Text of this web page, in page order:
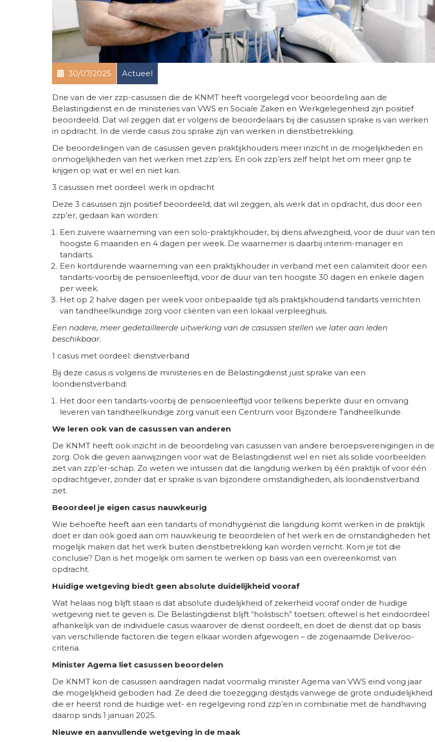
30/07/2025 Actueel
Drie van de vier zzp-casussen die de KNMT heeft voorgelegd voor beoordeling aan de
Belastingdienst en de ministeries van VWS en Sociale Zaken en Werkgelegenheid zijn positief
beoordeeld. Dat wil zeggen dat er volgens de beoordelaars bij die casussen sprake is van werken
in opdracht. In de vierde casus zou sprake zijn van werken in dienstbetrekking.
De beoordelingen van de casussen geven praktijkhouders meer inzicht in de mogelijkheden en
onmogelijkheden van het werken met zzp’ers. En ook zzp’ers zelf helpt het om meer grip te
krijgen op wat er wel en niet kan.
3 casussen met oordeel: werk in opdracht
Deze 3 casussen zijn positief beoordeeld, dat wil zeggen, als werk dat in opdracht, dus door een
zzp’er, gedaan kan worden:
Een zuivere waarneming van een solo-praktijkhouder, bij diens afwezigheid, voor de duur van ten
hoogste 6 maanden en 4 dagen per week. De waarnemer is daarbij interim-manager en
tandarts.
Een kortdurende waarneming van een praktijkhouder in verband met een calamiteit door een
tandarts-voorbij de pensioenleeftijd, voor de duur van ten hoogste 30 dagen en enkele dagen
per week.
Het op 2 halve dagen per week voor onbepaalde tijd als praktijkhoudend tandarts verrichten
van tandheelkundige zorg voor cliënten van een lokaal verpleeghuis.
Een nadere, meer gedetailleerde uitwerking van de casussen stellen we later aan leden
beschikbaar.
1 casus met oordeel: dienstverband
Bij deze casus is volgens de ministeries en de Belastingdienst juist sprake van een
loondienstverband:
Het door een tandarts-voorbij de pensioenleeftijd voor telkens beperkte duur en omvang
leveren van tandheelkundige zorg vanuit een Centrum voor Bijzondere Tandheelkunde.
We leren ook van de casussen van anderen
De KNMT heeft ook inzicht in de beoordeling van casussen van andere beroepsverenigingen in de
zorg. Ook die geven aanwijzingen voor wat de Belastingdienst wel en niet als solide voorbeelden
ziet van zzp’er-schap. Zo weten we intussen dat die langdurig werken bij één praktijk of voor één
opdrachtgever, zonder dat er sprake is van bijzondere omstandigheden, als loondienstverband
ziet.
Beoordeel je eigen casus nauwkeurig
Wie behoefte heeft aan een tandarts of mondhygiënist die langdurig komt werken in de praktijk
doet er dan ook goed aan om nauwkeurig te beoordelen of het werk en de omstandigheden het
mogelijk maken dat het werk buiten dienstbetrekking kan worden verricht. Kom je tot die
conclusie? Dan is het mogelijk om samen te werken op basis van een overeenkomst van
opdracht.
Huidige wetgeving biedt geen absolute duidelijkheid vooraf
Wat helaas nog blijft staan is dat absolute duidelijkheid of zekerheid vooraf onder de huidige
wetgeving niet te geven is. De Belastingdienst blijft “holistisch” toetsen; oftewel is het eindoordeel
afhankelijk van de individuele casus waarover de dienst oordeelt, en doet de dienst dat op basis
van verschillende factoren die tegen elkaar worden afgewogen – de zogenaamde Deliveroo-
criteria.
Minister Agema liet casussen beoordelen
De KNMT kon de casussen aandragen nadat voormalig minister Agema van VWS eind vorig jaar
die mogelijkheid geboden had. Ze deed die toezegging destijds vanwege de grote onduidelijkheid
die er heerst rond de huidige wet- en regelgeving rond zzp’en in combinatie met de handhaving
daarop sinds 1 januari 2025.
Nieuwe en aanvullende wetgeving in de maak